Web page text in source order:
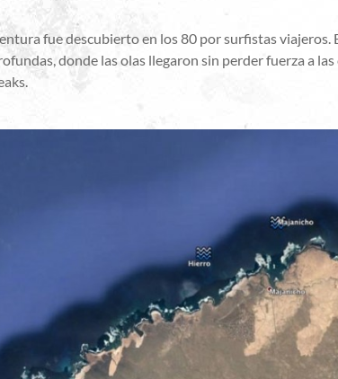
fue descubierto en los 80 por surfistas
donde las olas llegaron sin perder fuerza a